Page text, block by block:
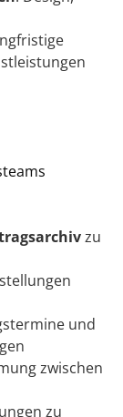
zu
und
zwischen
zu